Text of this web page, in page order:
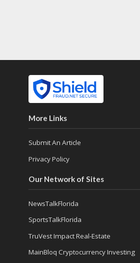
More Links
Submit An Article
Privacy Policy
Our Network of Sites
NewsTalkFlorida
SportsTalkFlorida
TruVest Impact Real-Estate
MainBloq Cryptocurrency Investing